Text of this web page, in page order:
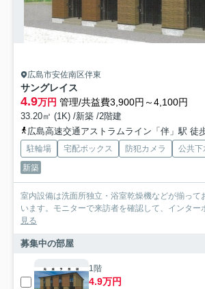
広島市安佐南区伴東
サングレイス
4.9万円 管理/共益費3,900円～4,100円
33.20㎡ (1K) /新築 /2階建
広島高速交通アストラムライン「伴」駅 徒
駐輪場 宅配ボックス 防犯カメラ
公共下
新築
室内設備は洗面所独立・浴室乾燥機などが揃って
います。モニターで来訪者を確認して、インター
見る
募集中の部屋
1階
4.9万円